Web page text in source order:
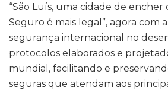
“São Luís, uma cidade de encher
Seguro é mais legal”, agora com
segurança internacional no
protocolos elaborados e
mundial, facilitando e
seguras que atendam aos